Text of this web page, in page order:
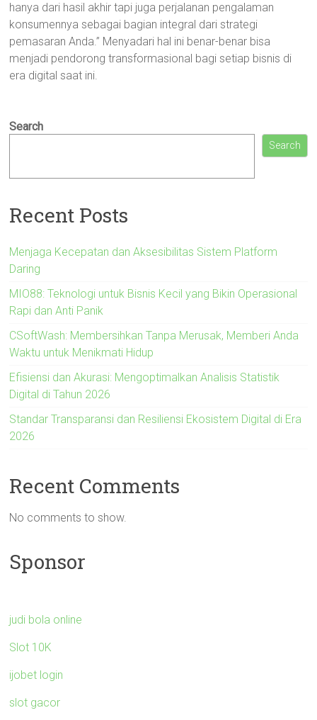
hanya dari hasil akhir tapi juga perjalanan pengalaman
konsumennya sebagai bagian integral dari strategi
pemasaran Anda.” Menyadari hal ini benar-benar bisa
menjadi pendorong transformasional bagi setiap bisnis di
era digital saat ini.
Search
Search
Recent Posts
Menjaga Kecepatan dan Aksesibilitas Sistem Platform
Daring
MIO88: Teknologi untuk Bisnis Kecil yang Bikin Operasional
Rapi dan Anti Panik
CSoftWash: Membersihkan Tanpa Merusak, Memberi Anda
Waktu untuk Menikmati Hidup
Efisiensi dan Akurasi: Mengoptimalkan Analisis Statistik
Digital di Tahun 2026
Standar Transparansi dan Resiliensi Ekosistem Digital di Era
2026
Recent Comments
No comments to show.
Sponsor
judi bola online
Slot 10K
ijobet login
slot gacor